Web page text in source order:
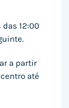
12:00
a partir
até